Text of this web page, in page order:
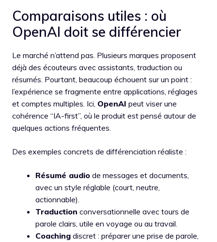
Comparaisons utiles : où
OpenAI doit se différencier
Le marché n’attend pas. Plusieurs marques proposent
déjà des écouteurs avec assistants, traduction ou
résumés. Pourtant, beaucoup échouent sur un point :
l’expérience se fragmente entre applications, réglages
et comptes multiples. Ici, OpenAI peut viser une
cohérence “IA-first”, où le produit est pensé autour de
quelques actions fréquentes.
Des exemples concrets de différenciation réaliste :
Résumé audio de messages et documents,
avec un style réglable (court, neutre,
actionnable).
Traduction conversationnelle avec tours de
parole clairs, utile en voyage ou au travail.
Coaching discret : préparer une prise de parole,